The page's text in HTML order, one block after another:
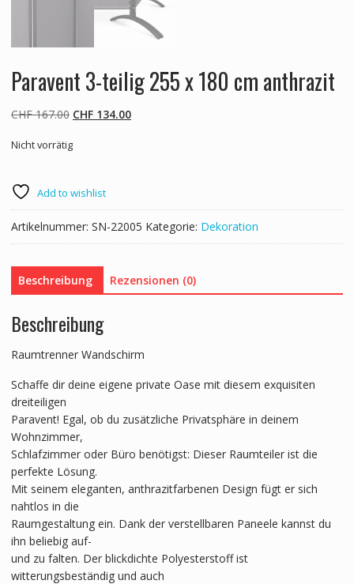
Paravent 3-teilig 255 x 180 cm anthrazit
CHF167.00 Ursprünglicher
war:
CHF134.00Aktueller
Nicht vorrätig
Add to wishlist
Artikelnummer: SN-22005 Kategorie: Dekoration
Beschreibung Rezensionen (0)
Beschreibung
Raumtrenner Wandschirm
Schaffe dir deine eigene private Oase mit diesem exquisiten
dreiteiligen
Paravent! Egal, ob du zusätzliche Privatsphäre in deinem
Wohnzimmer,
Schlafzimmer oder Büro benötigst: Dieser Raumteiler ist die
perfekte Lösung.
Mit seinem eleganten, anthrazitfarbenen Design fügt er sich
nahtlos in die
Raumgestaltung ein. Dank der verstellbaren Paneele kannst du
ihn beliebig auf-
und zu falten. Der blickdichte Polyesterstoff ist
witterungsbeständig und auch